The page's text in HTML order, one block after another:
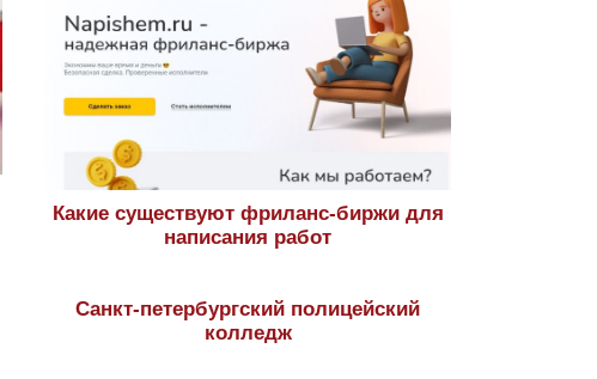
Какие существуют фриланс-биржи для
написания работ
Санкт-петербургский полицейский
колледж